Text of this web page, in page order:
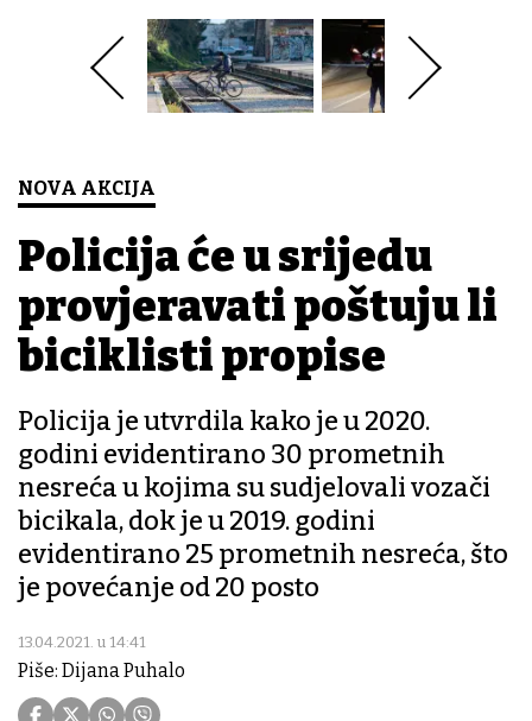
NOVA AKCIJA
Policija će u srijedu
provjeravati poštuju li
biciklisti propise
Policija je utvrdila kako je u 2020.
godini evidentirano 30 prometnih
nesreća u kojima su sudjelovali vozači
bicikala, dok je u 2019. godini
evidentirano 25 prometnih nesreća, što
je povećanje od 20 posto
13.04.2021. u 14:41
Piše: Dijana Puhalo